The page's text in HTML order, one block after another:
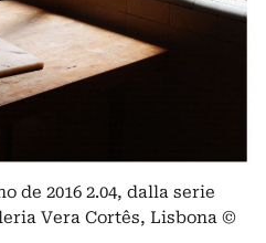
de 2016 2.04, dalla serie
Vera Cortês, Lisbona ©